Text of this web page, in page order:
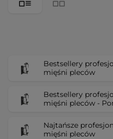
Bestsellery
mięśni pleców
Bestsellery
mięśni pleców -
Najtańsze
mięśni pleców